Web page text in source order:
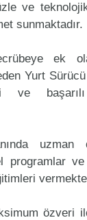
ve
sunmaktadır.
ek
Yurt
ve
uzman
programlar
özveri